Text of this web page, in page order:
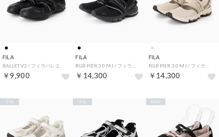
FILA
￥9,900
FILA
￥14,300
FILA
￥14,300
予約 予約 NEW